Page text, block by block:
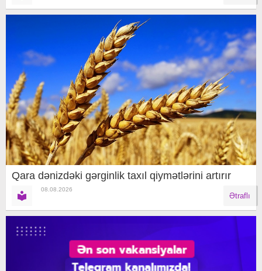
Qara dənizdəki gərginlik taxıl qiymətlərini artırır
08.08.2026
Ətraflı